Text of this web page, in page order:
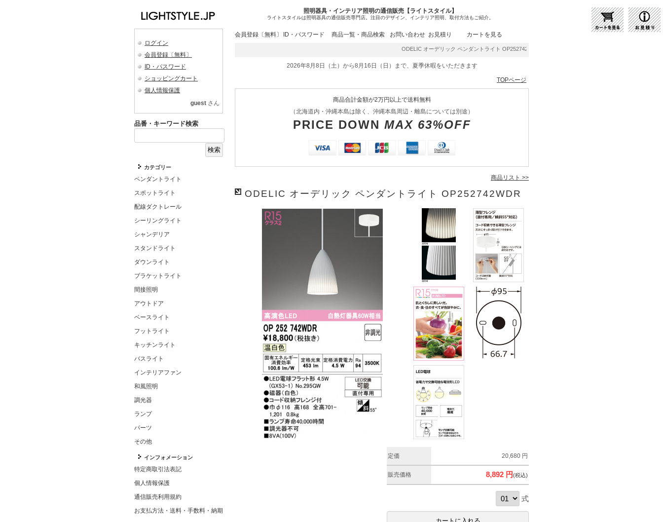
照明器具・インテリア照明の通信販売【ライトスタイル】
ライトスタイルは照明器具の通信販売専門店。注目のデザイン、インテリア照明、取付方法もご紹介。
ログイン
会員登録〔無料〕
ID・パスワード
ショッピングカート
個人情報保護
guest さん
品番・キーワード検索
カテゴリー
ペンダントライト
スポットライト
配線ダクトレール
シーリングライト
シャンデリア
スタンドライト
ダウンライト
ブラケットライト
間接照明
アウトドア
ベースライト
フットライト
キッチンライト
バスライト
インテリアファン
和風照明
調光器
ランプ
パーツ
その他
インフォメーション
特定商取引法表記
個人情報保護
通信販売利用規約
お支払方法・送料・手数料・納期
会員登録〔無料〕 ID・パスワード 商品一覧・商品検索 お問い合わせ お見積り カートを見る
ODELIC オーデリック ペンダントライト OP252742WDR | 商品紹介 | 照明器具の通販・インテリア照明の通信
2026年8月8日（土）から8月16日（日）まで、夏季休暇をいただきます
TOPページ
商品合計金額が2万円以上で送料無料
（北海道内・沖縄本島は除く、沖縄本島周辺・離島については別途）
PRICE DOWN MAX 63%OFF
商品リスト >>
ODELIC オーデリック ペンダントライト OP252742WDR
定価 20,680 円
販売価格 8,892 円(税込)
式